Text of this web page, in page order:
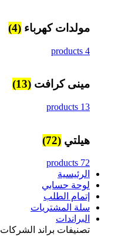
مولدات كهرباء (4)
4 products
مينى كرافت (13)
13 products
هيلتي (72)
72 products
الرئيسية
لوحة حسابي
إتمام الطلب
سلة المشتريات
البراندات
تصنيفات براند الشركات